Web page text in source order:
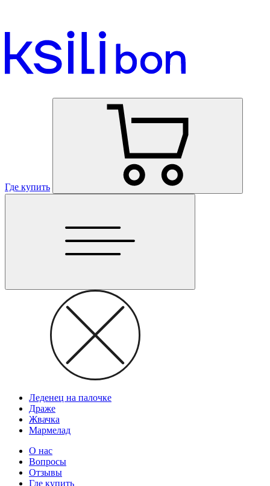
Где купить
Леденец на палочке
Драже
Жвачка
Мармелад
О нас
Вопросы
Отзывы
Где купить